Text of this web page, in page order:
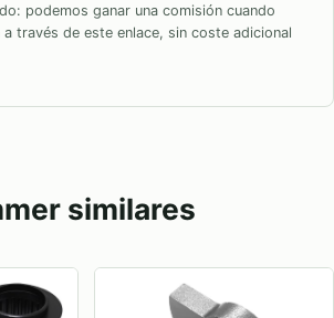
podemos ganar una comisión cuando
a través de este enlace, sin coste adicional
similares